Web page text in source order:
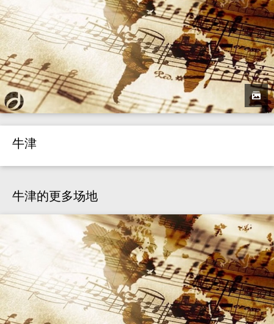
牛津
牛津的更多场地